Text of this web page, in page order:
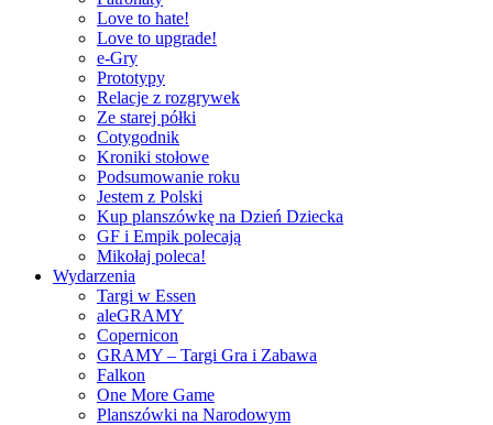
Love to hate!
Love to upgrade!
e-Gry
Prototypy
Relacje z rozgrywek
Ze starej półki
Cotygodnik
Kroniki stołowe
Podsumowanie roku
Jestem z Polski
Kup planszówkę na Dzień Dziecka
GF i Empik polecają
Mikołaj poleca!
Wydarzenia
Targi w Essen
aleGRAMY
Copernicon
GRAMY – Targi Gra i Zabawa
Falkon
One More Game
Planszówki na Narodowym